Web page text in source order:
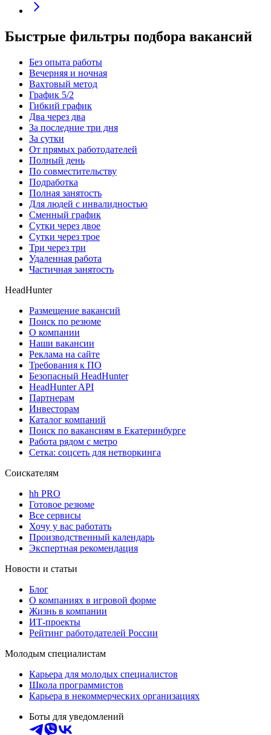
Быстрые фильтры подбора вакансий
Без опыта работы
Вечерняя и ночная
Вахтовый метод
График 5/2
Гибкий график
Два через два
За последние три дня
За сутки
От прямых работодателей
Полный день
По совместительству
Подработка
Полная занятость
Для людей с инвалидностью
Сменный график
Сутки через двое
Сутки через трое
Три через три
Удаленная работа
Частичная занятость
HeadHunter
Размещение вакансий
Поиск по резюме
О компании
Наши вакансии
Реклама на сайте
Требования к ПО
Безопасный HeadHunter
HeadHunter API
Партнерам
Инвесторам
Каталог компаний
Поиск по вакансиям в Екатеринбурге
Работа рядом с метро
Сетка: соцсеть для нетворкинга
Соискателям
hh PRO
Готовое резюме
Все сервисы
Хочу у вас работать
Производственный календарь
Экспертная рекомендация
Новости и статьи
Блог
О компаниях в игровой форме
Жизнь в компании
ИТ-проекты
Рейтинг работодателей России
Молодым специалистам
Карьера для молодых специалистов
Школа программистов
Карьера в некоммерческих организациях
Боты для уведомлений